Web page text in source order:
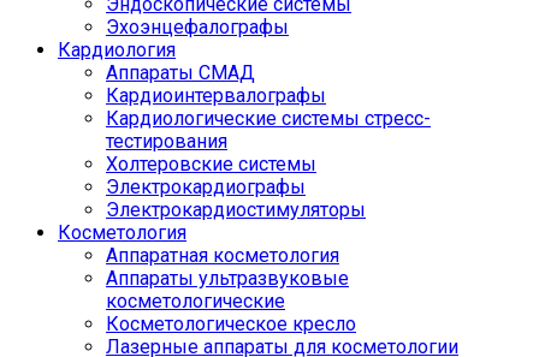
Эхоэнцефалографы
Кардиология
Аппараты СМАД
Кардиоинтервалографы
Кардиологические системы стресс-
тестирования
Холтеровские системы
Электрокардиографы
Электрокардиостимуляторы
Косметология
Аппаратная косметология
Аппараты ультразвуковые
косметологические
Косметологическое кресло
Лазерные аппараты для косметологии